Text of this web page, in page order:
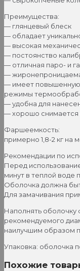
Преимущества:
— глянцевый блеск
— обладает
— высокая
— постоянство
— отличная паро- и
—
— имеет
режимы
— удобна для
— хорошо снимается
Фаршеемкость:
примерно 1,8-2 кг на
Рекомендации по
Перед
минут в теплой воде
Оболочка должна
Для замачивания
Наполнять
рекомендуемого
наилучшим образом
Упаковка: оболочка
Похожие